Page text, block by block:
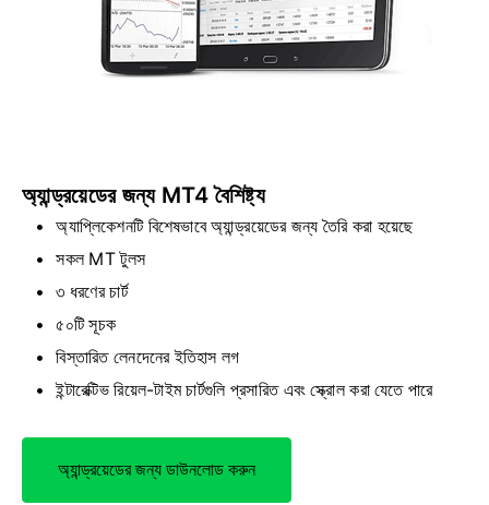
অ্যান্ড্রয়েডের জন্য MT4 বৈশিষ্ট্য
অ্যাপ্লিকেশনটি বিশেষভাবে অ্যান্ড্রয়েডের জন্য তৈরি করা হয়েছে
সকল MT টুলস
৩ ধরণের চার্ট
৫০টি সূচক
বিস্তারিত লেনদেনের ইতিহাস লগ
ইন্টারেক্টিভ রিয়েল-টাইম চার্টগুলি প্রসারিত এবং স্ক্রোল করা যেতে পারে
অ্যান্ড্রয়েডের জন্য ডাউনলোড করুন